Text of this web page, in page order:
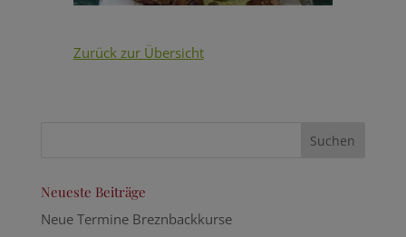
Zurück zur Übersicht
Neueste Beiträge
Neue Termine Breznbackkurse